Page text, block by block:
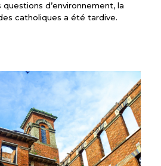
d’environnement, la
catholiques a été tardive.